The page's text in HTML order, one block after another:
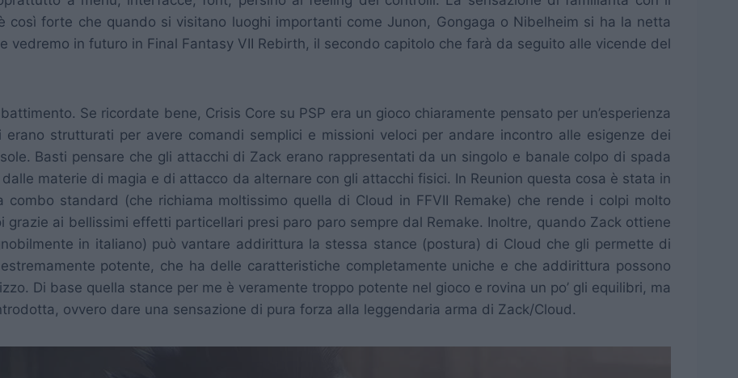
così forte che quando si visitano luoghi importanti come Junon, Gongaga o Nibelheim si ha la netta
vedremo in futuro in Final Fantasy VII Rebirth, il secondo capitolo che farà da seguito alle vicende del
Se ricordate bene, Crisis Core su PSP era un gioco chiaramente pensato per un’esperienza
strutturati per avere comandi semplici e missioni veloci per andare incontro alle esigenze dei
Basti pensare che gli attacchi di Zack erano rappresentati da un singolo e banale colpo di spada
materie di magia e di attacco da alternare con gli attacchi fisici. In Reunion questa cosa è stata in
standard (che richiama moltissimo quella di Cloud in FFVII Remake) che rende i colpi molto
ai bellissimi effetti particellari presi paro paro sempre dal Remake. Inoltre, quando Zack ottiene
in italiano) può vantare addirittura la stessa stance (postura) di Cloud che gli permette di
potente, che ha delle caratteristiche completamente uniche e che addirittura possono
Di base quella stance per me è veramente troppo potente nel gioco e rovina un po’ gli equilibri, ma
ovvero dare una sensazione di pura forza alla leggendaria arma di Zack/Cloud.